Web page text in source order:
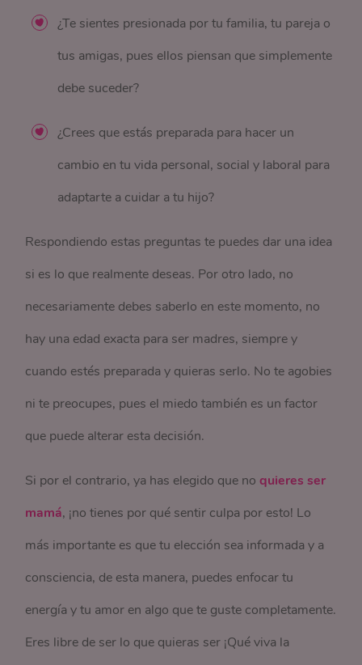
¿Te sientes presionada por tu familia, tu pareja o
tus amigas, pues ellos piensan que simplemente
debe suceder?
¿Crees que estás preparada para hacer un
cambio en tu vida personal, social y laboral para
adaptarte a cuidar a tu hijo?
Respondiendo estas preguntas te puedes dar una idea
si es lo que realmente deseas. Por otro lado, no
necesariamente debes saberlo en este momento, no
hay una edad exacta para ser madres, siempre y
cuando estés preparada y quieras serlo. No te agobies
ni te preocupes, pues el miedo también es un factor
que puede alterar esta decisión.
Si por el contrario, ya has elegido que noquieres ser
mamá, ¡no tienes por qué sentir culpa por esto! Lo
más importante es que tu elección sea informada y a
consciencia, de esta manera, puedes enfocar tu
energía y tu amor en algo que te guste completamente.
Eres libre de ser lo que quieras ser ¡Qué viva la